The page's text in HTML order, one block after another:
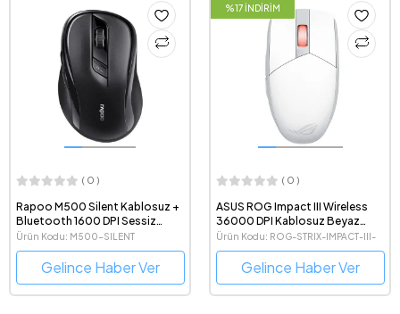
( 0 )
Rapoo M500 Silent Kablosuz +
Bluetooth 1600 DPI Sessiz
Optik Mouse
Ürün Kodu: M500-SILENT
Gelince Haber Ver
%17 İNDİRİM
( 0 )
ASUS ROG Impact III Wireless
36000 DPI Kablosuz Beyaz
Gaming Mouse
Ürün Kodu: ROG-STRIX-IMPACT-III-
WL-WHITE-EDITION
Gelince Haber Ver